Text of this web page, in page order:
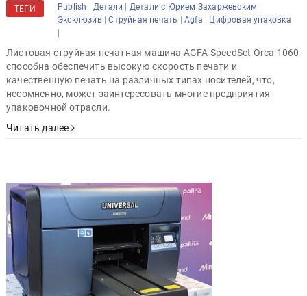
ТЕГИ Publish | Детали | Детали с Юрием Захаржевским |
Эксклюзив|Струйная печать |Agfa | Цифровая упаковка
|
Листовая струйная печатная машина AGFA SpeedSet Orca 1060
способна обеспечить высокую скорость печати и
качественную печать на различных типах носителей, что,
несомненно, может заинтересовать многие предприятия
упаковочной отрасли.
Читать далее